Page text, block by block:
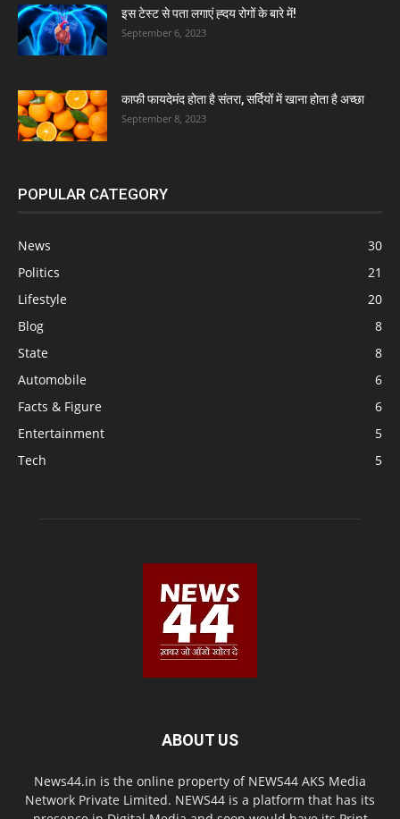
इस टेस्ट से पता लगाएं ह्दय रोगों के बारे में!
September 6, 2023
काफी फायदेमंद होता है संतरा, सर्दियों में खाना होता है अच्छा
September 8, 2023
POPULAR CATEGORY
News
30
Politics
21
Lifestyle
20
Blog
8
State
8
Automobile
6
Facts & Figure
6
Entertainment
5
Tech
5
ABOUT US
News44.in is the online property of NEWS44 AKS Media
Network Private Limited. NEWS44 is a platform that has its